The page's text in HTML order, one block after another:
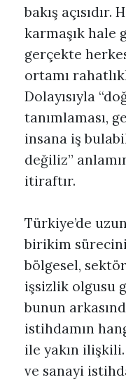
bakış
karmaşık hale
gerçekte
ortamı
Dolayısıyla
tanımlaması,
insana iş
değiliz”
itiraftır.
Türkiye’de
birikim
bölgesel,
işsizlik olgusu
bunun
istihdamın
ile yakın
ve sanayi